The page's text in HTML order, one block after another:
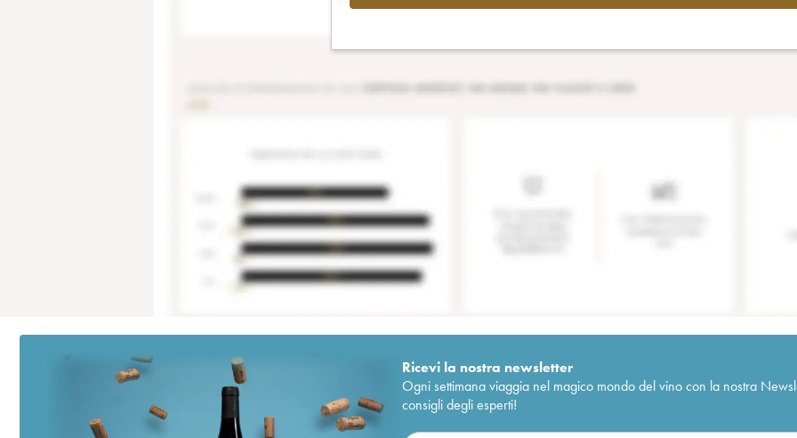
Ricevi la nostra newsletter
Ogni settimana viaggia nel magico mondo del vino con la nostra
consigli degli esperti!